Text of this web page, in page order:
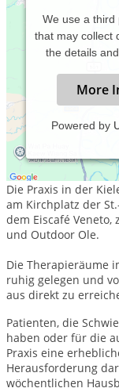
We use a third
that may collect
the details
More
Powered by
Die Heilkunst-Praxis
Herzen des
Die Praxis in der
am Kirchplatz der
dem Eiscafé
und Outdoor Ole.
Die Therapieräume
ruhig gelegen und
aus direkt zu
Patienten, die
haben oder für die
Praxis eine
Herausforderung
wöchentlichen